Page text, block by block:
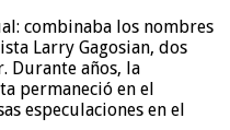
combinaba los nombres
Larry Gagosian, dos
Durante años, la
permaneció en el
especulaciones en el